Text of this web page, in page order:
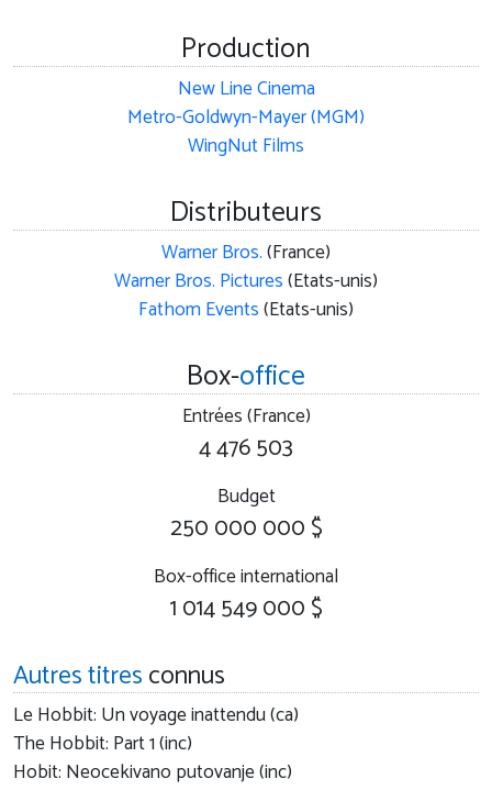
Production
New Line Cinema
Metro-Goldwyn-Mayer (MGM)
WingNut Films
Distributeurs
Warner Bros.(France)
Warner Bros. Pictures(Etats-unis)
Fathom Events(Etats-unis)
Box-office
Entrées (France)
4 476 503
Budget
250 000 000 $
Box-office international
1 014 549 000 $
Autres titresconnus
Le Hobbit: Un voyage inattendu (ca)
The Hobbit: Part 1 (inc)
Hobit: Neocekivano putovanje (inc)